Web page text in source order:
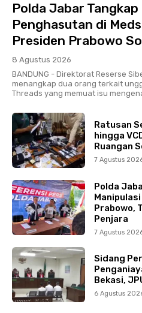
Polda Jabar
Penghasutan di
Presiden Prabowo
8 Agustus 2026
BANDUNG - Direktorat Reserse
menangkap dua orang terkait
Threads yang memuat isu
Ratusan
hingga
Ruangan
7 Agustus
Polda
Prabowo,
Penjara
7 Agustus
Sidang
Bekasi,
6 Agustus